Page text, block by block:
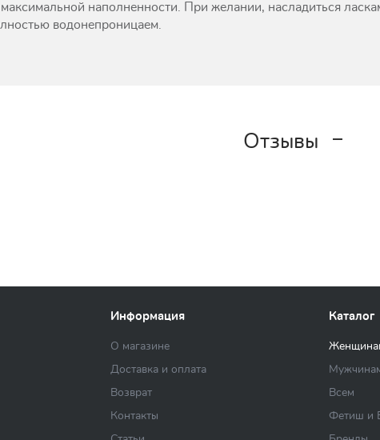
наполненности. При желании, насладиться
водонепроницаем.
Отзывы
Информация
О магазине
Доставка и оплата
Возврат
Контакты
Каталог
Всем
Фетиш и